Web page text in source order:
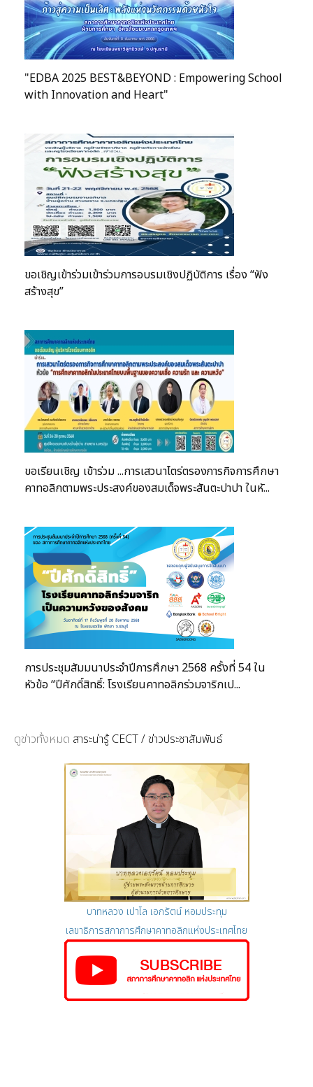
"EDBA 2025 BEST&BEYOND : Empowering School
with Innovation and Heart"
ขอเชิญเข้าร่วมเข้าร่วมการอบรมเชิงปฏิบัติการ เรื่อง “ฟัง
สร้างสุข”
ขอเรียนเชิญ เข้าร่วม ...การเสวนาไตร่ตรองภารกิจการศึกษา
คาทอลิกตามพระประสงค์ของสมเด็จพระสันตะปาปา ในหั...
การประชุมสัมมนาประจำปีการศึกษา 2568 ครั้งที่ 54 ใน
หัวข้อ “ปีศักดิ์สิทธิ์: โรงเรียนคาทอลิกร่วมจาริกเป...
ดูข่าวทั้งหมด สาระน่ารู้ CECT / ข่าวประชาสัมพันธ์
บาทหลวง เปาโล เอกรัตน์ หอมประทุม
เลขาธิการสภาการศึกษาคาทอลิกแห่งประเทศไทย